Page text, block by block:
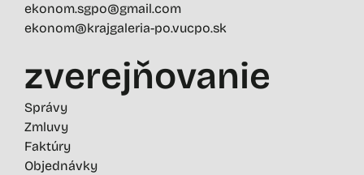
ekonom.sgpo@gmail.com
ekonom@krajgaleria-po.vucpo.sk
zverejňovanie
Správy
Zmluvy
Faktúry
Objednávky